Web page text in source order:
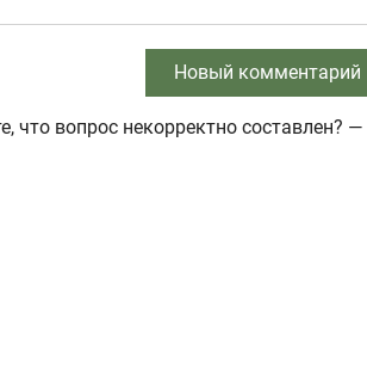
Новый комментарий
вопрос некорректно составлен? —